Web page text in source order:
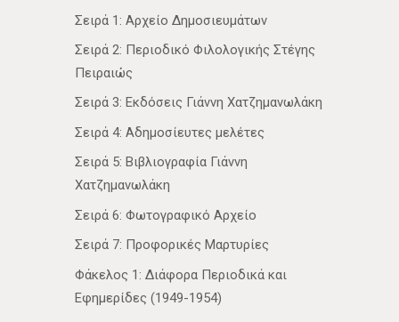
Σειρά 1: Αρχείο Δημοσιευμάτων
Σειρά 2: Περιοδικό Φιλολογικής Στέγης
Πειραιώς
Σειρά 3: Εκδόσεις Γιάννη Χατζημανωλάκη
Σειρά 4: Αδημοσίευτες μελέτες
Σειρά 5: Βιβλιογραφία Γιάννη
Χατζημανωλάκη
Σειρά 6: Φωτογραφικό Αρχείο
Σειρά 7: Προφορικές Μαρτυρίες
Φάκελος 1: Διάφορα Περιοδικά και
Εφημερίδες (1949-1954)